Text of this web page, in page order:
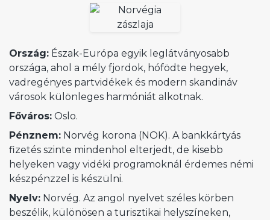
Ország: Észak-Európa egyik leglátványosabb
országa, ahol a mély fjordok, hófödte hegyek,
vadregényes partvidékek és modern skandináv
városok különleges harmóniát alkotnak.
Főváros: Oslo.
Pénznem: Norvég korona (NOK). A bankkártyás
fizetés szinte mindenhol elterjedt, de kisebb
helyeken vagy vidéki programoknál érdemes némi
készpénzzel is készülni.
Nyelv: Norvég. Az angol nyelvet széles körben
beszélik, különösen a turisztikai helyszíneken,